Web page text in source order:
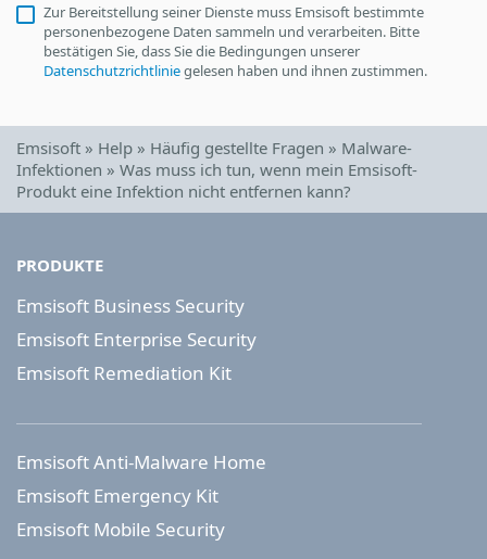
Zur Bereitstellung seiner Dienste muss Emsisoft bestimmte
personenbezogene Daten sammeln und verarbeiten. Bitte
bestätigen Sie, dass Sie die Bedingungen unserer
Datenschutzrichtliniegelesen haben und ihnen zustimmen.
Emsisoft » Help » Häufig gestellte Fragen » Malware-
Infektionen » Was muss ich tun, wenn mein Emsisoft-
Produkt eine Infektion nicht entfernen kann?
PRODUKTE
Emsisoft Business Security
Emsisoft Enterprise Security
Emsisoft Remediation Kit
Emsisoft Anti-Malware Home
Emsisoft Emergency Kit
Emsisoft Mobile Security